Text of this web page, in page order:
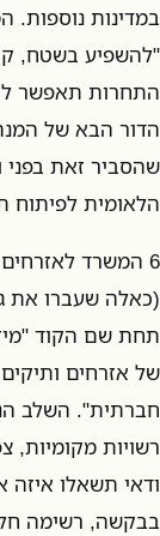
במדינות
"להשפיע בשטח,
התחרות תאפשר
הדור הבא של
שהסביר זאת בפני
הלאומית
6 המשרד לאזרחים ותיקים
תחת שם הקוד
של אזרחים
רשויות מקומיות, צפוי
ודאי תשאלו איזה
בבקשה, רשימה